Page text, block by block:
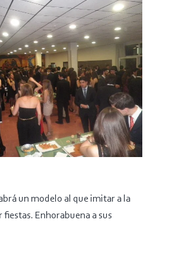
un modelo al que imitar a la
Enhorabuena a sus